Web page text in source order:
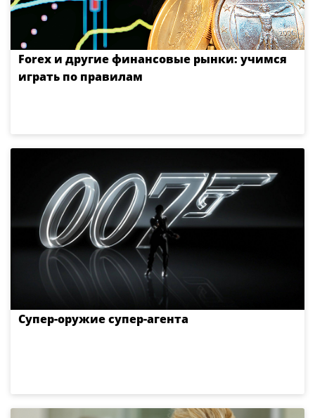
Forex и другие финансовые рынки: учимся
играть по правилам
Супер-оружие супер-агента